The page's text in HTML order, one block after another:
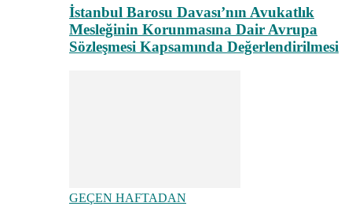
İstanbul Barosu Davası’nın Avukatlık
Mesleğinin Korunmasına Dair Avrupa
Sözleşmesi Kapsamında Değerlendirilmesi
GEÇEN HAFTADAN